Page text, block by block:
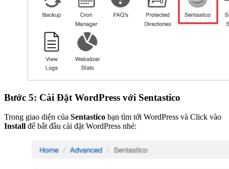
Bước 5: Cài Đặt WordPress với Sentastico
Trong giao diện của Sentastico bạn tìm tới WordPress và Click vào
Install để bắt đầu cài đặt WordPress nhé: